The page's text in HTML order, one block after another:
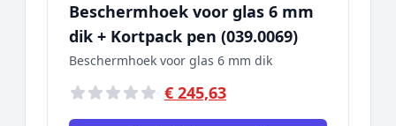
Beschermhoek voor glas 6 mm
dik + Kortpack pen (039.0069)
Beschermhoek voor glas 6 mm dik
€ 245,63